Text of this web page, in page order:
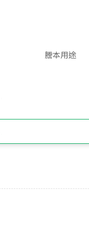
謄本用途